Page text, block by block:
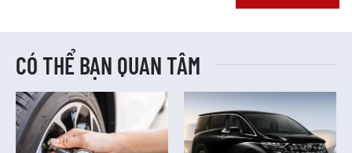
CÓ THỂ BẠN QUAN TÂM